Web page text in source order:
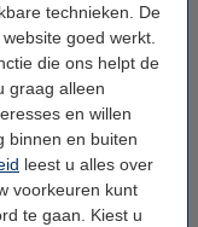
technieken. De
goed werkt.
die ons helpt de
graag alleen
en willen
binnen en buiten
leest u alles over
voorkeuren kunt
te gaan. Kiest u